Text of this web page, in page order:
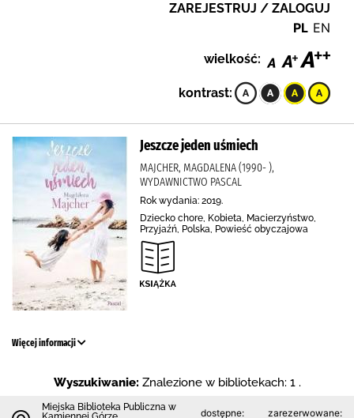
ZAREJESTRUJ / ZALOGUJ
PL EN
wielkość:
kontrast:
Jeszcze jeden uśmiech
MAJCHER, MAGDALENA (1990- ),
WYDAWNICTWO PASCAL
Rok wydania: 2019.
Dziecko chore, Kobieta, Macierzyństwo,
Przyjaźń, Polska, Powieść obyczajowa
Więcej informacji
Wyszukiwanie: Znalezione w bibliotekach: 1 .
Miejska Biblioteka Publiczna w
dostępne: zarezerwowane: